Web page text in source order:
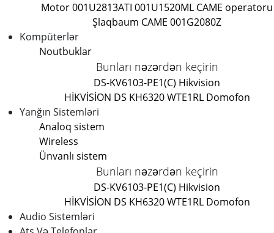
Motor 001U2813ATI 001U1520ML CAME operatoru
Şlaqbaum CAME 001G2080Z
Kompüterlər
Noutbuklar
Bunları nəzərdən keçirin
DS-KV6103-PE1(C) Hikvision
HİKVİSİON DS KH6320 WTE1RL Domofon
Yanğın Sistemləri
Analoq sistem
Wireless
Ünvanlı sistem
Bunları nəzərdən keçirin
DS-KV6103-PE1(C) Hikvision
HİKVİSİON DS KH6320 WTE1RL Domofon
Audio Sistemləri